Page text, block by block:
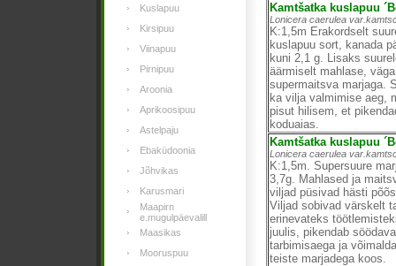
Kuslapuu
Kirsipuu
Viinapuu
Pirnipuu
Aroonia
Aprikoosipuu
Astelpaju
Ebaküdoonia
Jõhvikas
Karusmari
Maapirn
e.mugulpäevalill
Maasikas
Mooruspuu
Kamtšatka kuslapuu
Lonicera caerulea
K:1,5m Erakordselt
kuslapuu sort, kanada
kuni 2,1 g. Lisaks
äärmiselt mahlase,
supermaitsva marjaga.
ka vilja valmimise aeg,
pisut hilisem, et
koduaias.
Kamtšatka kuslapuu
Lonicera caerulea
K:1,5m. Supersuure
3,7g. Mahlased ja
viljad püsivad hästi
Viljad sobivad värskelt
erinevateks
juulis, pikendab
tarbimisaega ja
teiste marjadega koos.